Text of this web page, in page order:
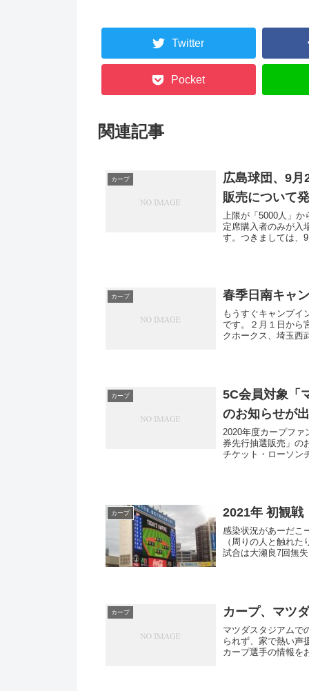
Twitter
Pocket
関連記事
カープ
広島球団、9月
販売について
上限が「5000人」か
定席購入者のみが入
す。つきましては、
カープ 春季日南キャ
もうすぐキャンプイ
です。２月１日から
クホークス、埼玉西
カープ
5C会員対象「
のお知らせが
2020年度カープファ
券先行抽選販売」の
チケット・ローソン
カープ 2021年 初観戦
感染状況があーだこ
（周りの人と触れ
試合は大瀬良7回無
カープ カープ、マツ
マツダスタジアムで
られず、家で熱い声
カープ選手の情報を